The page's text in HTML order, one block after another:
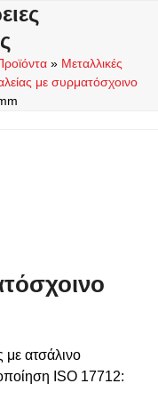
» Μεταλλικές
με συρματόσχοινο
με ατσάλινο
ISO 17712: